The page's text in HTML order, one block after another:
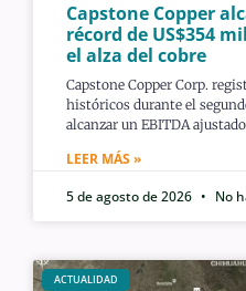
Capstone Copper
récord de US$354
el alza del cobre
Capstone Copper Corp.
históricos durante el
alcanzar un EBITDA
LEER MÁS »
5 de agosto de 2026
No
ACTUALIDAD